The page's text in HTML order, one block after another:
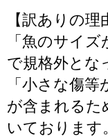
【訳ありの理
「魚のサイ
で規格外とな
「小さな傷等
が含まれるた
いております